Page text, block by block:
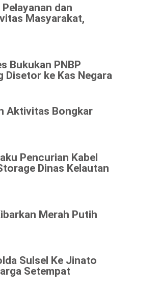
dan
Masyarakat,
Bukukan PNBP
Disetor ke Kas Negara
Aktivitas Bongkar
Pencurian Kabel
Dinas Kelautan
Merah Putih
Sulsel Ke Jinato
Setempat